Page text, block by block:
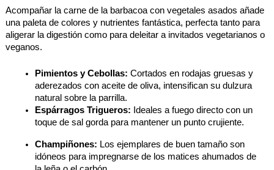
Acompañar la carne de la barbacoa con vegetales asados añade
una paleta de colores y nutrientes fantástica, perfecta tanto para
aligerar la digestión como para deleitar a invitados vegetarianos o
veganos.
Pimientos y Cebollas: Cortados en rodajas gruesas y
aderezados con aceite de oliva, intensifican su dulzura
natural sobre la parrilla.
Espárragos Trigueros: Ideales a fuego directo con un
toque de sal gorda para mantener un punto crujiente.
Champiñones: Los ejemplares de buen tamaño son
idóneos para impregnarse de los matices ahumados de